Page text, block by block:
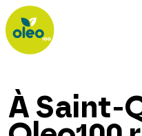
À Saint-